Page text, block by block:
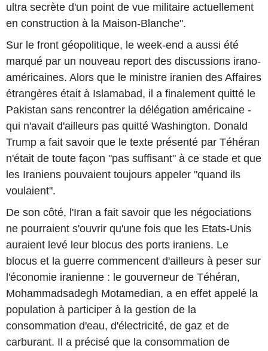
ultra secrète d'un point de vue militaire actuellement
en construction à la Maison-Blanche".
Sur le front géopolitique, le week-end a aussi été
marqué par un nouveau report des discussions irano-
américaines. Alors que le ministre iranien des Affaires
étrangères était à Islamabad, il a finalement quitté le
Pakistan sans rencontrer la délégation américaine -
qui n'avait d'ailleurs pas quitté Washington. Donald
Trump a fait savoir que le texte présenté par Téhéran
n'était de toute façon "pas suffisant" à ce stade et que
les Iraniens pouvaient toujours appeler "quand ils
voulaient".
De son côté, l'Iran a fait savoir que les négociations
ne pourraient s'ouvrir qu'une fois que les Etats-Unis
auraient levé leur blocus des ports iraniens. Le
blocus et la guerre commencent d'ailleurs à peser sur
l'économie iranienne : le gouverneur de Téhéran,
Mohammadsadegh Motamedian, a en effet appelé la
population à participer à la gestion de la
consommation d'eau, d'électricité, de gaz et de
carburant. Il a précisé que la consommation de